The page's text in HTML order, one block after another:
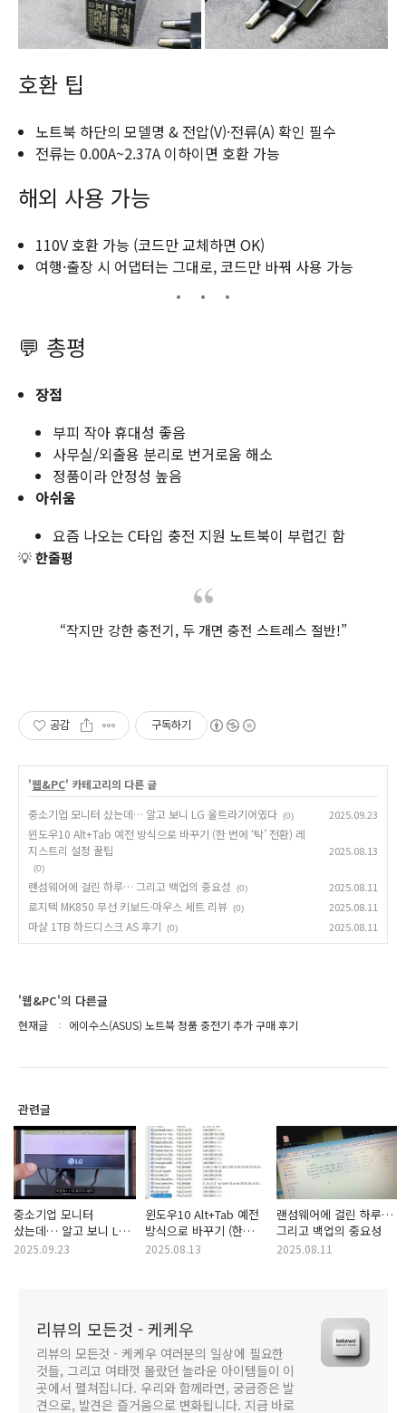
호환 팁
노트북 하단의 모델명 & 전압(V)·전류(A) 확인 필수
전류는 0.00A~2.37A 이하이면 호환 가능
해외 사용 가능
110V 호환 가능 (코드만 교체하면 OK)
여행·출장 시 어댑터는 그대로, 코드만 바꿔 사용 가능
💬 총평
장점
부피 작아 휴대성 좋음
사무실/외출용 분리로 번거로움 해소
정품이라 안정성 높음
아쉬움
요즘 나오는 C타입 충전 지원 노트북이 부럽긴 함
💡한줄평
“작지만 강한 충전기, 두 개면 충전 스트레스 절반!”
공감 구독하기
'웹&PC' 카테고리의 다른 글
중소기업 모니터 샀는데… 알고 보니 LG 울트라기어였다 (0) 2025.09.23
윈도우10 Alt+Tab 예전 방식으로 바꾸기 (한 번에 ‘탁’ 전환) 레
지스트리 설정 꿀팁
(0)
2025.08.13
랜섬웨어에 걸린 하루… 그리고 백업의 중요성 (0) 2025.08.11
로지텍 MK850 무선 키보드·마우스 세트 리뷰 (0) 2025.08.11
마샬 1TB 하드디스크 AS 후기 (0) 2025.08.11
'웹&PC'의 다른글
현재글 에이수스(ASUS) 노트북 정품 충전기 추가 구매 후기
관련글
중소기업 모니터
샀는데… 알고 보니 LG
울트라기어였다
2025.09.23
윈도우10 Alt+Tab 예전
방식으로 바꾸기 (한
번에 ‘탁’ 전환)
2025.08.13
랜섬웨어에 걸린 하루…
그리고 백업의 중요성
2025.08.11
리뷰의 모든것 - 케케우
리뷰의 모든것 - 케케우 여러분의 일상에 필요한
것들, 그리고 여태껏 몰랐던 놀라운 아이템들이 이
곳에서 펼쳐집니다. 우리와 함께라면, 궁금증은 발
견으로, 발견은 즐거움으로 변화됩니다. 지금 바로